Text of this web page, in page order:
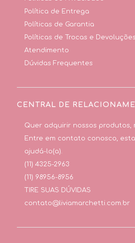
Política de Entrega
Políticas de Garantia
Políticas de Trocas e Devoluções
Atendimento
Dúvidas Frequentes
CENTRAL DE
Quer adquirir nossos produtos,
Entre em contato conosco,
ajudá-lo(a).
(11) 4325-2963
(11) 98956-8956
TIRE SUAS DÚVIDAS
contato@liviamarchetti.com.br